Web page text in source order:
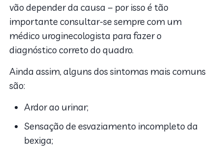
vão depender da causa – por isso é tão
importante consultar-se sempre com um
médico uroginecologista para fazer o
diagnóstico correto do quadro.
Ainda assim, alguns dos sintomas mais comuns
são:
Ardor ao urinar;
Sensação de esvaziamento incompleto da
bexiga;